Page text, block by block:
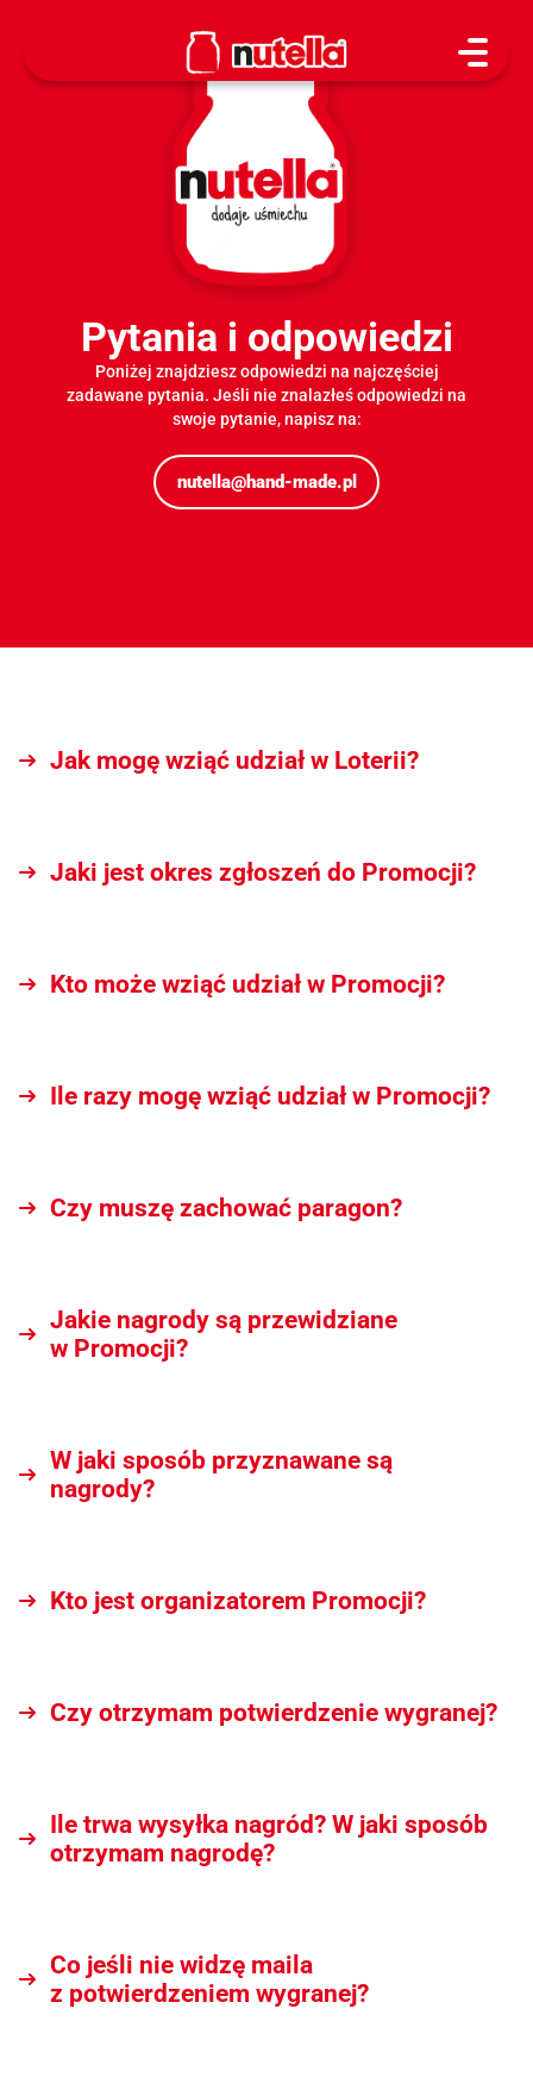
nas
Śledź nas naŚledź nas na
Pytania i odpowiedzi
Poniżej znajdziesz odpowiedzi na najczęściej
zadawane pytania. Jeśli nie znalazłeś odpowiedzi na
swoje pytanie, napisz na:
nutella@hand-made.pl
Jak mogę wziąć udział w Loterii?
Jaki jest okres zgłoszeń do Promocji?
Kto może wziąć udział w Promocji?
Ile razy mogę wziąć udział w Promocji?
Czy muszę zachować paragon?
Jakie nagrody są przewidziane
w Promocji?
W jaki sposób przyznawane są
nagrody?
Kto jest organizatorem Promocji?
Czy otrzymam potwierdzenie wygranej?
Ile trwa wysyłka nagród? W jaki sposób
otrzymam nagrodę?
Co jeśli nie widzę maila
z potwierdzeniem wygranej?